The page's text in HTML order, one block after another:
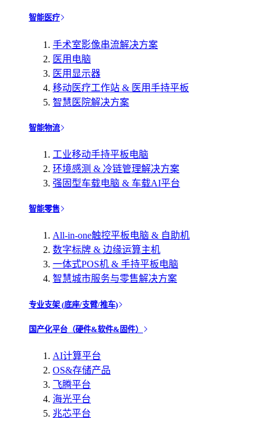
智能医疗
手术室影像串流解决方案
医用电脑
医用显示器
移动医疗工作站 & 医用手持平板
智慧医院解决方案
智能物流
工业移动手持平板电脑
环境感测 & 冷链管理解决方案
强固型车载电脑 & 车载AI平台
智能零售
All-in-one触控平板电脑 & 自助机
数字标牌 & 边缘运算主机
一体式POS机 & 手持平板电脑
智慧城市服务与零售解决方案
专业支架 (底座/支臂/推车)
国产化平台（硬件&软件&固件）
AI计算平台
OS&存储产品
飞腾平台
海光平台
兆芯平台